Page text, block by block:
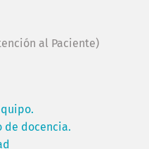
al Paciente)
de docencia.